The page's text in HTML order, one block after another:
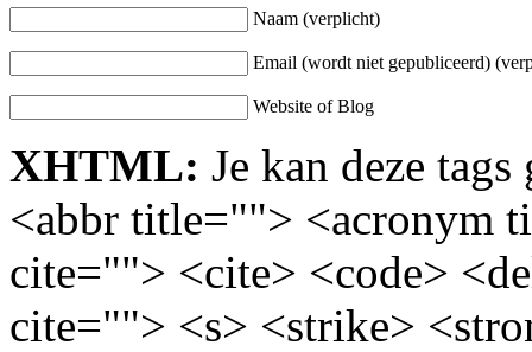
Naam (verplicht)
Email (wordt niet gepubliceerd)
Website of Blog
XHTML: Je kan deze
<abbr title=""> <acronym
cite=""> <cite> <code>
cite=""> <s> <strike>